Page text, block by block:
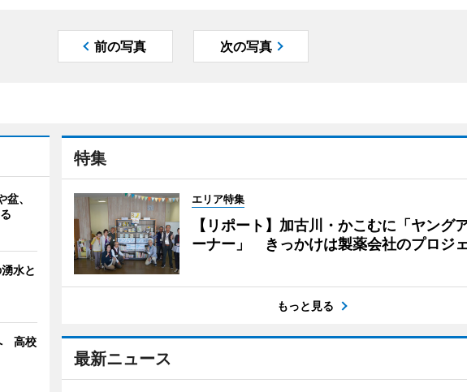
前の写真 次の写真
特集
エリア特集
【リポート】加古川・かこむに「ヤング
ーナー」 きっかけは製薬会社のプロジ
もっと見る
最新ニュース
、
水と
高校